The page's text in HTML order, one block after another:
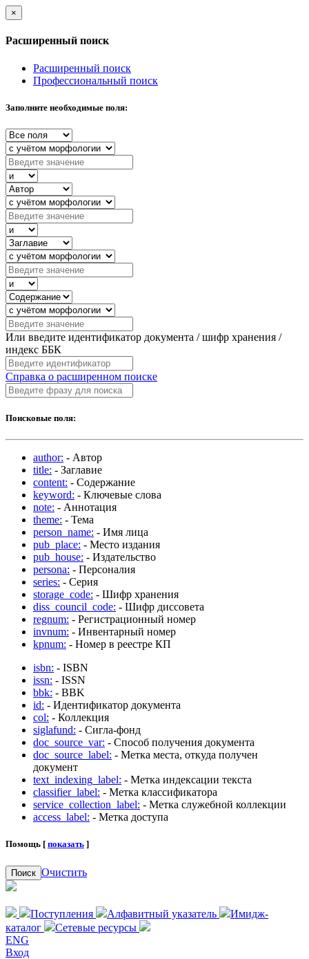
×
Расширенный поиск
Расширенный поиск
Профессиональный поиск
Заполните необходимые поля:
Или введите идентификатор документа / шифр хранения /
индекс ББК
Справка о расширенном поиске
Поисковые поля:
author: - Автор
title: - Заглавие
content: - Содержание
keyword: - Ключевые слова
note: - Аннотация
theme: - Тема
person_name: - Имя лица
pub_place: - Место издания
pub_house: - Издательство
persona: - Персоналия
series: - Серия
storage_code: - Шифр хранения
diss_council_code: - Шифр диссовета
regnum: - Регистрационный номер
invnum: - Инвентарный номер
kpnum: - Номер в реестре КП
isbn: - ISBN
issn: - ISSN
bbk: - BBK
id: - Идентификатор документа
col: - Коллекция
siglafund: - Сигла-фонд
doc_source_var: - Способ получения документа
doc_source_label: - Метка места, откуда получен
документ
text_indexing_label: - Метка индексации текста
classifier_label: - Метка классификатора
service_collection_label: - Метка служебной коллекции
access_label: - Метка доступа
Помощь [ показать ]
Поиск Очистить
Поступления Алфавитный указатель
Имидж-
каталог
Сетевые ресурсы
ENG
Вход